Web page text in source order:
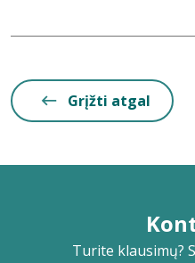
Grįžti atgal
Turite klausimų?